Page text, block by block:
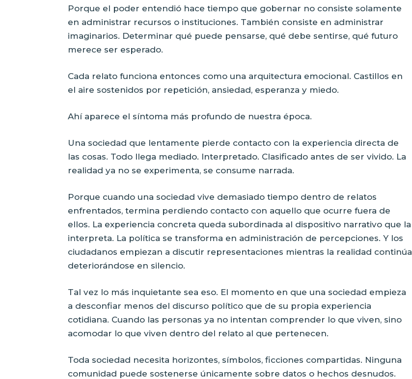
Porque el poder entendió hace tiempo que gobernar no consiste solamente
en administrar recursos o instituciones. También consiste en administrar
imaginarios. Determinar qué puede pensarse, qué debe sentirse, qué futuro
merece ser esperado.
Cada relato funciona entonces como una arquitectura emocional. Castillos en
el aire sostenidos por repetición, ansiedad, esperanza y miedo.
Ahí aparece el síntoma más profundo de nuestra época.
Una sociedad que lentamente pierde contacto con la experiencia directa de
las cosas. Todo llega mediado. Interpretado. Clasificado antes de ser vivido. La
realidad ya no se experimenta, se consume narrada.
Porque cuando una sociedad vive demasiado tiempo dentro de relatos
enfrentados, termina perdiendo contacto con aquello que ocurre fuera de
ellos. La experiencia concreta queda subordinada al dispositivo narrativo que la
interpreta. La política se transforma en administración de percepciones. Y los
ciudadanos empiezan a discutir representaciones mientras la realidad continúa
deteriorándose en silencio.
Tal vez lo más inquietante sea eso. El momento en que una sociedad empieza
a desconfiar menos del discurso político que de su propia experiencia
cotidiana. Cuando las personas ya no intentan comprender lo que viven, sino
acomodar lo que viven dentro del relato al que pertenecen.
Toda sociedad necesita horizontes, símbolos, ficciones compartidas. Ninguna
comunidad puede sostenerse únicamente sobre datos o hechos desnudos.